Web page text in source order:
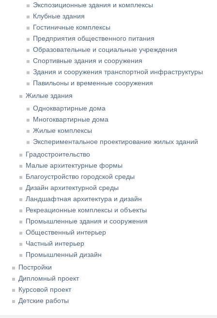
Экспозиционные здания и комплексы
Клубные здания
Гостиничные комплексы
Предприятия общественного питания
Образовательные и социальные учреждения
Спортивные здания и сооружения
Здания и сооружения транспортной инфраструктуры
Павильоны и временные сооружения
Жилые здания
Одноквартирные дома
Многоквартирные дома
Жилые комплексы
Экспериментальное проектирование жилых зданий
Градостроительство
Малые архитектурные формы
Благоустройство городской среды
Дизайн архитектурной среды
Ландшафтная архитектура и дизайн
Рекреационные комплексы и объекты
Промышленные здания и сооружения
Общественный интерьер
Частный интерьер
Промышленный дизайн
Постройки
Дипломный проект
Курсовой проект
Детские работы